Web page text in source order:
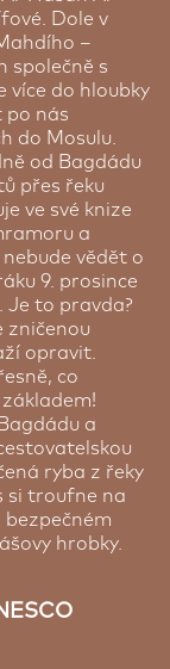
Dole v
–
společně s
více do hloubky
po nás
do Mosulu.
od Bagdádu
přes řeku
ve své knize
a
vědět o
9. prosince
Je to pravda?
zničenou
opravit.
co
a
ryba z řeky
si troufne na
bezpečném
hrobky.